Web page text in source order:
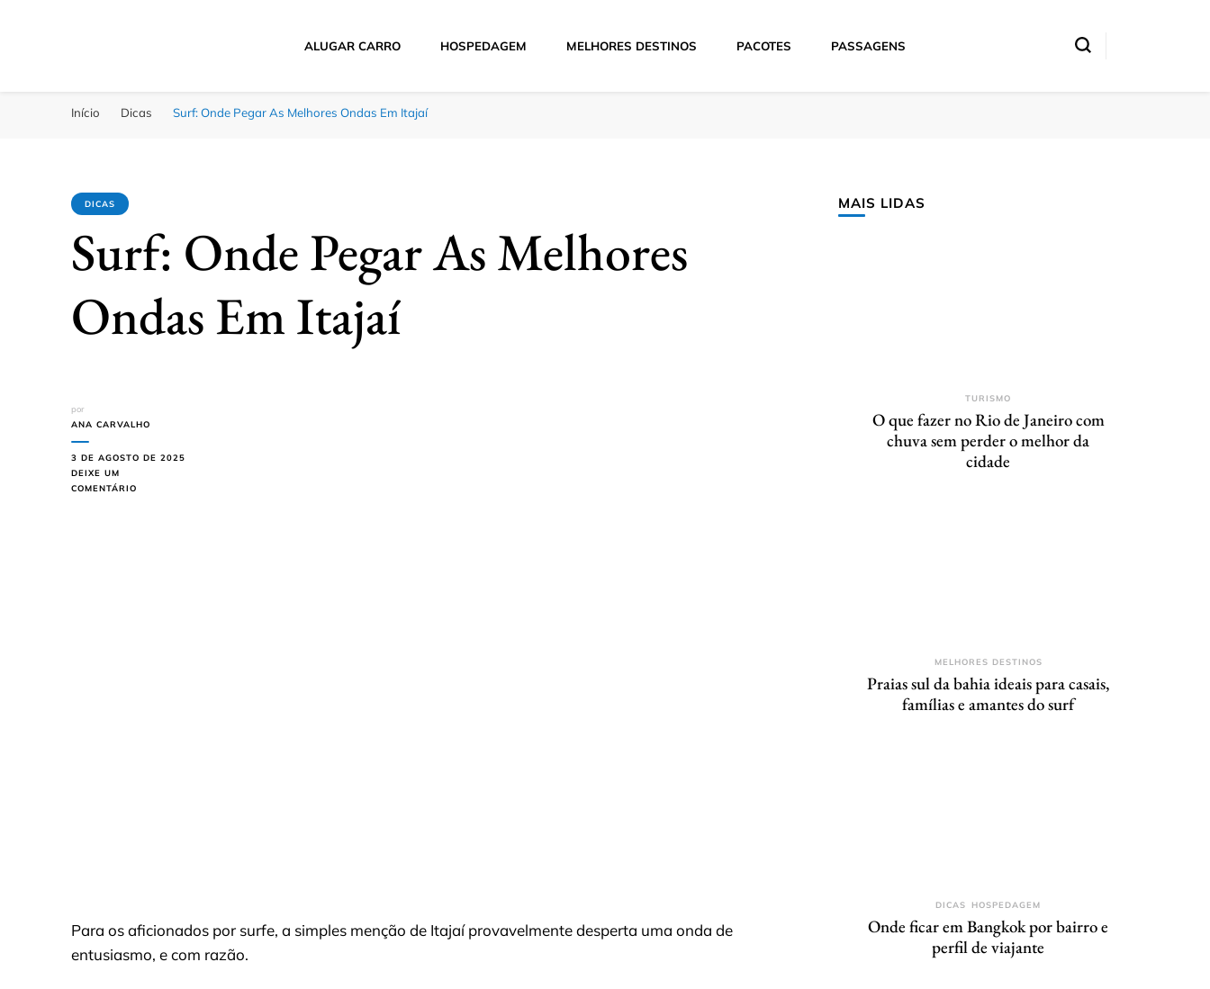
Passagens Baratas Hoje
ALUGAR CARRO HOSPEDAGEM MELHORES DESTINOS PACOTES PASSAGENS
Início Dicas Surf: Onde Pegar As Melhores Ondas Em Itajaí
DICAS
Surf: Onde Pegar As Melhores
Ondas Em Itajaí
por
ANA CARVALHO
3 DE AGOSTO DE 2025
DEIXE UM
COMENTÁRIO
Para os aficionados por surfe, a simples menção de Itajaí provavelmente desperta uma onda de
entusiasmo, e com razão.
MAIS LIDAS
TURISMO
O que fazer no Rio de Janeiro com
chuva sem perder o melhor da
cidade
MELHORES DESTINOS
Praias sul da bahia ideais para casais,
famílias e amantes do surf
DICAS HOSPEDAGEM
Onde ficar em Bangkok por bairro e
perfil de viajante